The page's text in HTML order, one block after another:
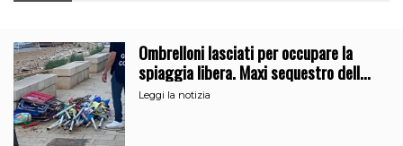
Ombrelloni lasciati per occupare la
spiaggia libera. Maxi sequestro della
Guardia Costiera
Leggi la notizia